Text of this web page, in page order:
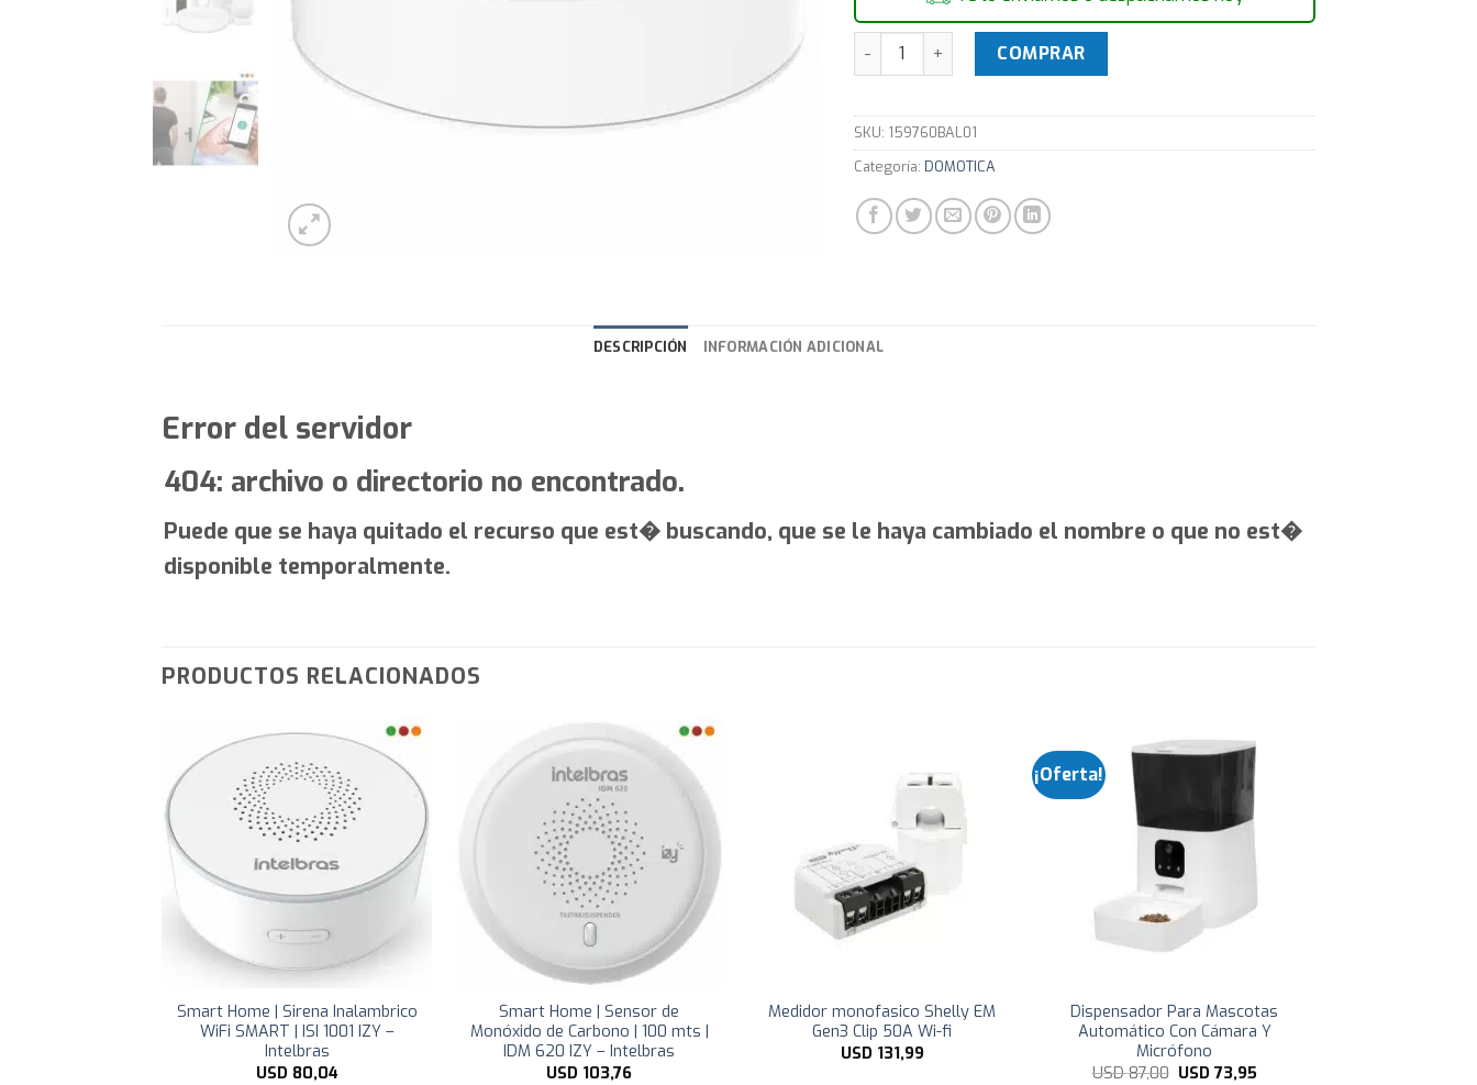
Smart Home | Central de automatizacion | 32 disp | ICA 1001 IZY - Intelbras
COMPRAR
SKU: 159760BAL01
Categoría: DOMOTICA
DESCRIPCIÓN INFORMACIÓN ADICIONAL
Error del servidor
404: archivo o directorio no encontrado.
Puede que se haya quitado el recurso que est� buscando, que se le haya cambiado el nombre o que no est�
disponible temporalmente.
PRODUCTOS RELACIONADOS
Smart Home | Sirena Inalambrico
WiFi SMART | ISI 1001 IZY –
Intelbras
USD 80,04
Smart Home | Sensor de
Monóxido de Carbono | 100 mts |
IDM 620 IZY – Intelbras
USD 103,76
Medidor monofasico Shelly EM
Gen3 Clip 50A Wi-fi
USD 131,99
¡Oferta!
Dispensador Para Mascotas
Automático Con Cámara Y
Micrófono
USD87,00 El
USD73,95